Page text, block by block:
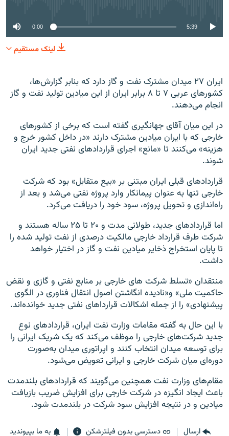
0:00 5:39
لینک مستقیم
ایران ۲۷ میدان مشترک نفت و گاز دارد که بنابر گزارش‌ها،
کشورهای عربی ۷ تا ۸ برابر ایران از این میادین تولید نفت و گاز
انجام می‌دهند.
در این میان آقای جهانگیری گفته است که برخی از کشورهای
خارجی که با ایران میادین مشترک دارند «در داخل کشور خرج و
هزینه» می‌کنند تا «مانع» اجرای قراردادهای نفتی جدید ایران
شوند.
قراردادهای قبلی ایران مبتنی بر «بیع متقابل» بود که شرکت
خارجی تنها به عنوان پیمانکار وارد پروژه نفتی می‌شد و بعد از
راه‌اندازی و تحویل پروژه، سود خود را دریافت می‌کرد.
اما قراردادهای جدید، طولانی مدت و ۲۰ تا ۲۵ ساله هستند و
شرکت طرف قرارداد خارجی مالکیت درصدی از نفت تولید شده را
تا پایان استخراج ذخایر میادین نفت و گاز در اختیار خواهد
داشت.
منتقدان «تسلط شرکت های خارجی بر منابع نفتی و گازی و نقض
حاکمیت ملی» و«نادیده انگاشتن اصول انتقال فناوری در الگوی
پیشنهادی» را از جمله اشکالات قرارداهای نفتی جدید خوانده‌اند.
با این حال به گفته مقامات وزارت نفت ایران، قراردادهای نوع
جدید شرکت‌های خارجی را موظف می‌کند که یک شریک ایرانی را
برای توسعه میدان انتخاب کنند و اپراتوری میدان به‌صورت
دوره‌ای میان شرکت خارجی و ایرانی تعویض می‌شود.
مقام‌های وزارت نفت همچنین می‌گویند که قراردادهای بلندمدت
باعث ایجاد انگیزه در شرکت خارجی برای افزایش ضریب بازیافت
میادین و در نتیجه افزایش سود شرکت در بلندمدت شود.
ارسال دسترسی بدون فیلترشکن به ما بپیوندید